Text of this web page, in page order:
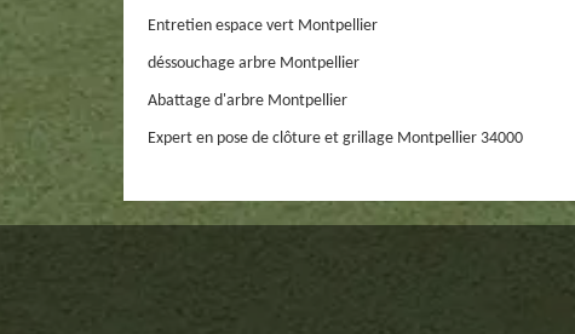
Entretien espace vert Montpellier
déssouchage arbre Montpellier
Abattage d'arbre Montpellier
Expert en pose de clôture et grillage Montpellier 34000